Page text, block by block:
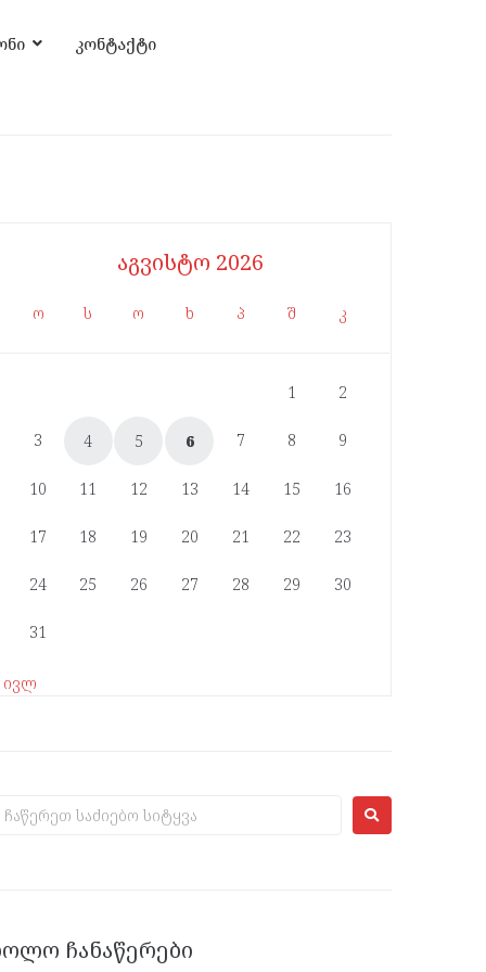
კონტაქტი
აგვისტო 2026
ო ს ო ხ პ შ კ
1 2
3 4 5 6 7 8 9
10 11 12 13 14 15 16
17 18 19 20 21 22 23
24 25 26 27 28 29 30
31
ივლ
ᲩᲐᲜᲐᲬᲔᲠᲔᲑᲘ